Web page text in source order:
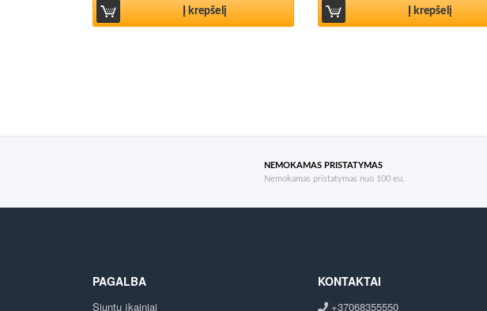
Į krepšelį Į krepšelį
NEMOKAMAS PRISTATYMAS
Nemokamas pristatymas nuo 100 eu.
PAGALBA
Siuntų įkainiai
KONTAKTAI
+37068355550